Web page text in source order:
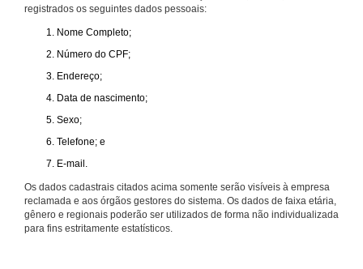
registrados os seguintes dados pessoais:
Nome Completo;
Número do CPF;
Endereço;
Data de nascimento;
Sexo;
Telefone; e
E-mail.
Os dados cadastrais citados acima somente serão visíveis à empresa
reclamada e aos órgãos gestores do sistema. Os dados de faixa etária,
gênero e regionais poderão ser utilizados de forma não individualizada
para fins estritamente estatísticos.